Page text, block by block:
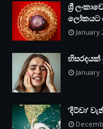
ශ්‍රී
ලෝකයට
January
හිසරදයක්
January
‘දිට්වා‘